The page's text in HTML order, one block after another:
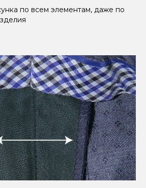
по всем элементам, даже по